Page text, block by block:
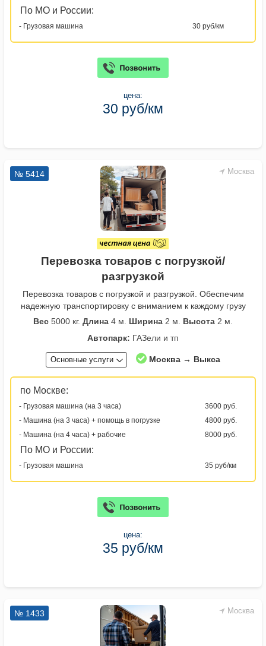
По МО и России:
- Грузовая машина 30 руб/км
цена:
30 руб/км
Москва
№ 5414
Перевозка товаров с погрузкой/
разгрузкой
Перевозка товаров с погрузкой и разгрузкой. Обеспечим
надежную транспортировку с вниманием к каждому грузу
Вес 5000 кг. Длина 4 м. Ширина 2 м. Высота 2 м.
Автопарк: ГАЗели и тп
Основные услуги Москва → Выкса
по Москве:
- Грузовая машина (на 3 часа)
3600 руб.
- Машина (на 3 часа) + помощь в погрузке
4800 руб.
- Машина (на 4 часа) + рабочие
8000 руб.
По МО и России:
- Грузовая машина 35 руб/км
цена:
35 руб/км
Москва
№ 1433